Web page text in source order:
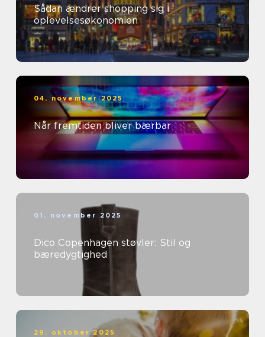
Sådan ændrer shopping sig i
oplevelsesøkonomien
04. november 2025
Når fremtiden bliver bærbar
01. november 2025
Dico Copenhagen støvler: Stil og
bæredygtighed
29. oktober 2025